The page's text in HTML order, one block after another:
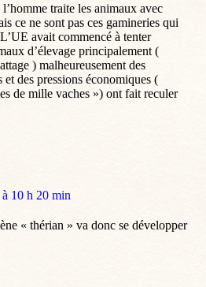
traite les animaux avec
ce ne sont pas ces gamineries qui
avait commencé à tenter
d’élevage principalement (
) malheureusement des
des pressions économiques (
de mille vaches ») ont fait reculer
10 h 20 min
« thérian » va donc se développer